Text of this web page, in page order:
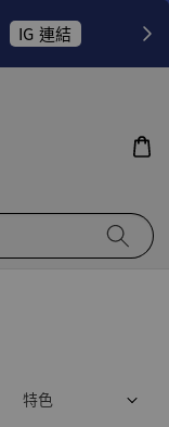
IG 連結